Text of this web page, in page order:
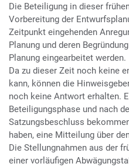
Die Beteiligung in dieser
Vorbereitung der
Zeitpunkt eingehenden
Planung und deren
Planung eingearbeitet werden.
Da zu dieser Zeit noch keine
kann, können die
noch keine Antwort erhalten.
Beteiligungsphase und nach
Satzungsbeschluss
haben, eine Mitteilung über
Die Stellungnahmen aus der
einer vorläufigen